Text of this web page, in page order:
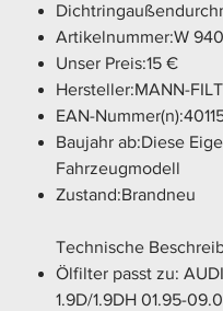
Artikelnummer:W
Unser Preis:15 €
Hersteller:MANN-
EAN-
Baujahr ab:Diese
Fahrzeugmodell
Zustand:Brandneu
Technische
Ölfilter passt zu:
1.9D/1.9DH 01.95-